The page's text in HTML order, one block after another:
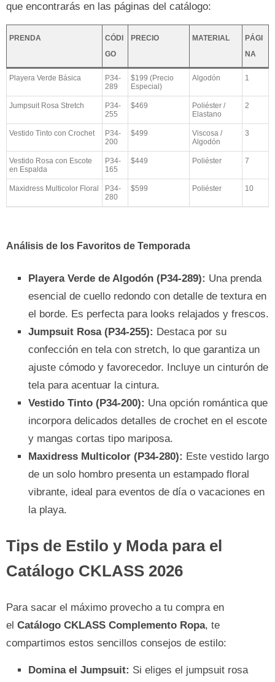
que encontrarás en las páginas del catálogo:
PRENDA
CÓDI
GO
PRECIO MATERIAL
PÁGI
NA
Playera Verde Básica
P34-
289
$199 (Precio
Especial)
Algodón 1
Jumpsuit Rosa Stretch
P34-
255
$469
Poliéster /
Elastano
2
Vestido Tinto con Crochet
P34-
200
$499
Viscosa /
Algodón
3
Vestido Rosa con Escote
en Espalda
P34-
165
$449 Poliéster 7
Maxidress Multicolor Floral
P34-
280
$599 Poliéster 10
Análisis de los Favoritos de Temporada
Playera Verde de Algodón (P34-289): Una prenda
esencial de cuello redondo con detalle de textura en
el borde. Es perfecta para looks relajados y frescos.
Jumpsuit Rosa (P34-255): Destaca por su
confección en tela con stretch, lo que garantiza un
ajuste cómodo y favorecedor. Incluye un cinturón de
tela para acentuar la cintura.
Vestido Tinto (P34-200): Una opción romántica que
incorpora delicados detalles de crochet en el escote
y mangas cortas tipo mariposa.
Maxidress Multicolor (P34-280): Este vestido largo
de un solo hombro presenta un estampado floral
vibrante, ideal para eventos de día o vacaciones en
la playa.
Tips de Estilo y Moda para el
Catálogo CKLASS 2026
Para sacar el máximo provecho a tu compra en
el Catálogo CKLASS Complemento Ropa, te
compartimos estos sencillos consejos de estilo:
Domina el Jumpsuit: Si eliges el jumpsuit rosa